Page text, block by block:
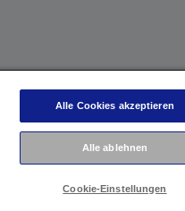
Datenschutzrichtlinie
Alle Cookies akzeptieren
Alle ablehnen
Cookie-Einstellungen